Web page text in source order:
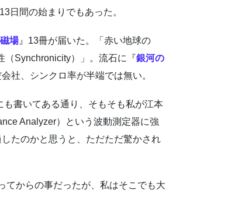
日間の始まりでもあった。
場』13冊が届いた。「赤い地球の
（Synchronicity）」。流石に『銀河の
社、シンクロ率が半端では無い。
も書いてある通り、そもそも私が江本
Analyzer）という波動測定器に強
たのかと思うと、ただただ驚かされ
てからの事だったが、私はそこでも大